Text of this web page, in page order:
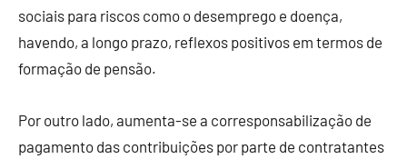
sociais para riscos como o desemprego e doença,
havendo, a longo prazo, reflexos positivos em termos de
formação de pensão.
Por outro lado, aumenta-se a corresponsabilização de
pagamento das contribuições por parte de contratantes